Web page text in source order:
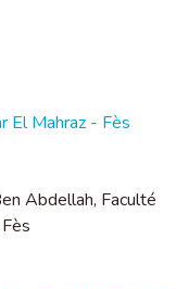
El Mahraz - Fès
Abdellah, Faculté